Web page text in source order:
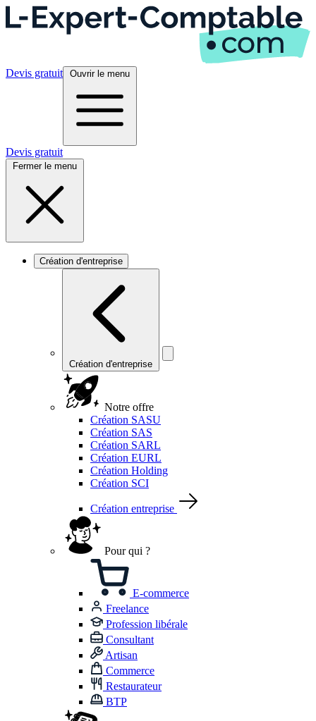
Devis gratuit Ouvrir le menu
Devis gratuit
Fermer le menu
Création d'entreprise
Création d'entreprise
Notre offre
Création SASU
Création SAS
Création SARL
Création EURL
Création Holding
Création SCI
Création entreprise
Pour qui ?
E-commerce
Freelance
Profession libérale
Consultant
Artisan
Commerce
Restaurateur
BTP